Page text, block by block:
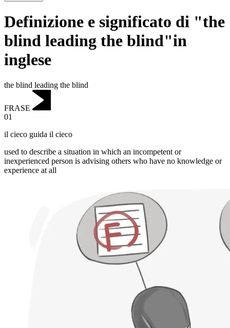
Definizione e significato di "the
blind leading the blind"in
inglese
the blind leading the blind
FRASE
01
il cieco guida il cieco
used to describe a situation in which an incompetent or
inexperienced person is advising others who have no knowledge or
experience at all